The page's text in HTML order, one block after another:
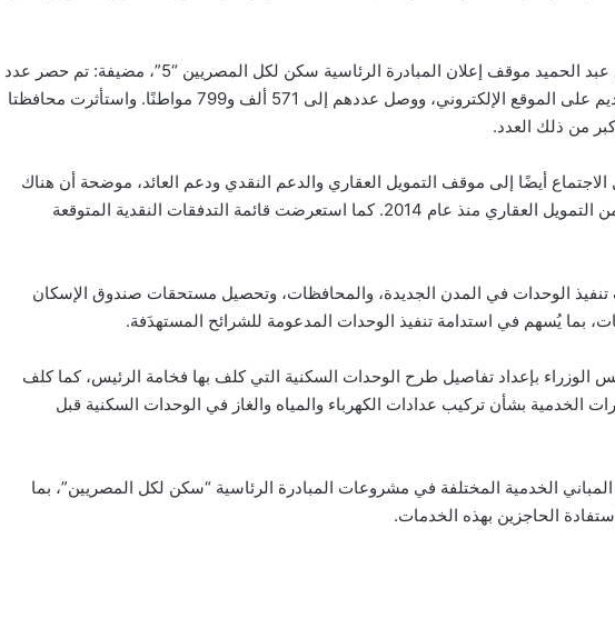
كما استعرضت السيدة/ مي عبد الحميد موقف إعلان المبادرة الرئاسية سكن لكل المصريين “5”، مضيفة: تم حصر عدد
المواطنين ممن قاموا بالتقديم على الموقع الإلكتروني، ووصل عددهم إلى 571 ألف و799 مواطنًا. واستأثرت محافظتا
من ذلك العدد.
أيضًا إلى موقف التمويل العقاري والدعم النقدي ودعم العائد، موضحة أن هناك
620 ألفا و407 مستفيدين من التمويل العقاري منذ عام 2014. كما استعرضت قائمة التدفقات النقدية المتوقعة
تنفيذ الوحدات في المدن الجديدة، والمحافظات، وتحصيل مستحقات صندوق الإسكان
بما يُسهم في استدامة تنفيذ الوحدات المدعومة للشرائح المستهدَفة.
الوزراء بإعداد تفاصيل طرح الوحدات السكنية التي كلف بها فخامة الرئيس، كما كلف
الخدمية بشأن تركيب عدادات الكهرباء والمياه والغاز في الوحدات السكنية قبل
الخدمية المختلفة في مشروعات المبادرة الرئاسية “سكن لكل المصريين”، بما
الحاجزين بهذه الخدمات.